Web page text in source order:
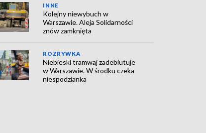
INNE
Kolejny niewybuch w
Warszawie. Aleja Solidarności
znów zamknięta
ROZRYWKA
Niebieski tramwaj zadebiutuje
w Warszawie. W środku czeka
niespodzianka